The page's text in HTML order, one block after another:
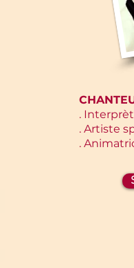
.
. Artiste
.